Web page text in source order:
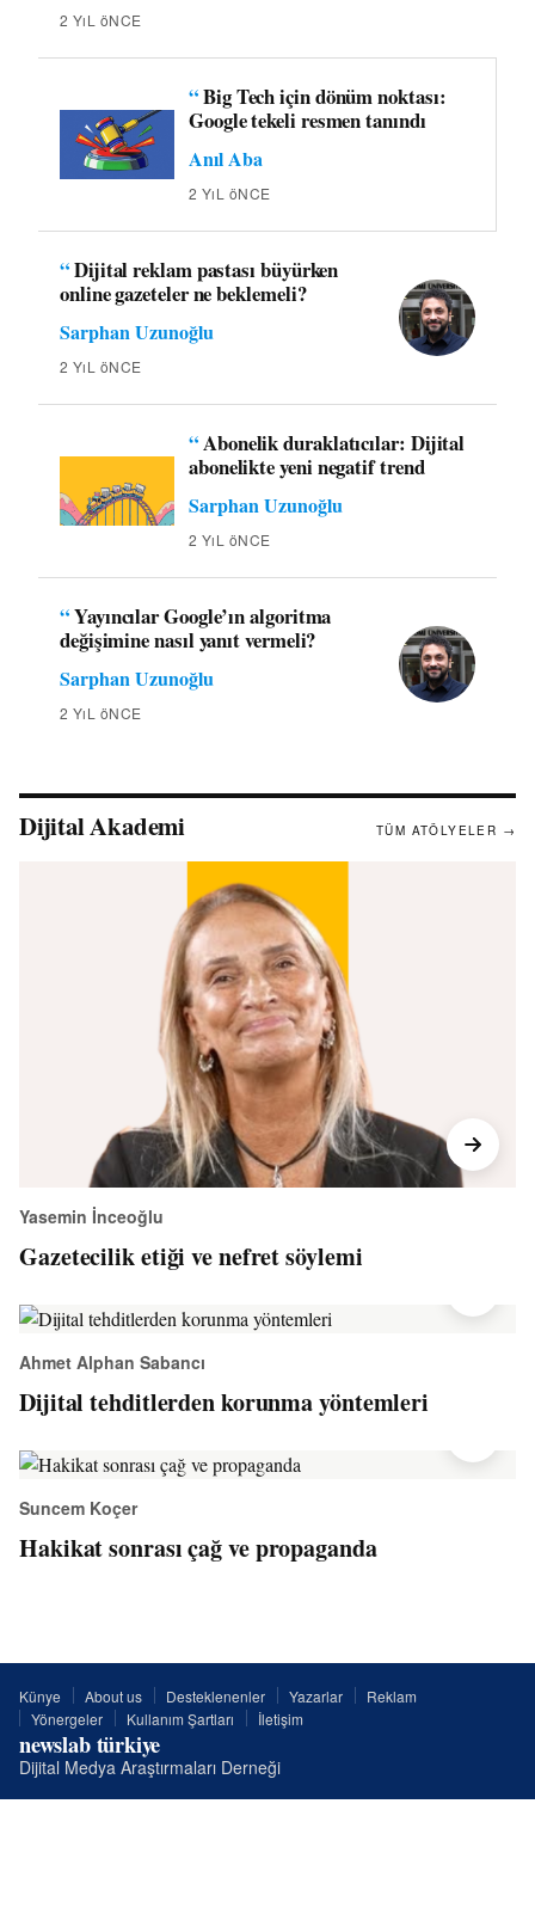
2 YıL öNCE
“Big Tech için dönüm noktası:
Google tekeli resmen tanındı
Anıl Aba
2 YıL öNCE
“Dijital reklam pastası büyürken
online gazeteler ne beklemeli?
Sarphan Uzunoğlu
2 YıL öNCE
“Abonelik duraklatıcılar: Dijital
abonelikte yeni negatif trend
Sarphan Uzunoğlu
2 YıL öNCE
“Yayıncılar Google’ın algoritma
değişimine nasıl yanıt vermeli?
Sarphan Uzunoğlu
2 YıL öNCE
Dijital Akademi TÜM ATÖLYELER →
Yasemin İnceoğlu
Gazetecilik etiği ve nefret söylemi
Ahmet Alphan Sabancı
Dijital tehditlerden korunma yöntemleri
Suncem Koçer
Hakikat sonrası çağ ve propaganda
Künye About us Desteklenenler Yazarlar
Reklam
Yönergeler
Kullanım Şartları İletişim
newslab türkiye
Dijital Medya Araştırmaları Derneği